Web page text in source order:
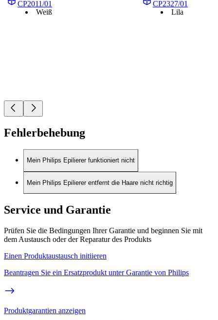
CP2011/01
Weiß
CP2327/01
Lila
Fehlerbehebung
Mein Philips Epilierer funktioniert nicht
Mein Philips Epilierer entfernt die Haare nicht richtig
Service und Garantie
Prüfen Sie die Bedingungen Ihrer Garantie und beginnen Sie mit
dem Austausch oder der Reparatur des Produkts
Einen Produktaustausch initiieren
Beantragen Sie ein Ersatzprodukt unter Garantie von Philips
Produktgarantien anzeigen